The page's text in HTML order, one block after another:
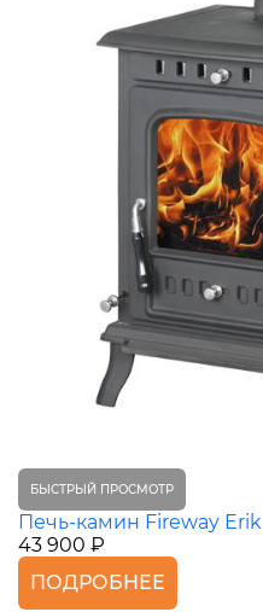
БЫСТРЫЙ ПРОСМОТР
Печь-камин Fireway Erik
43 900 ₽
ПОДРОБНЕЕ